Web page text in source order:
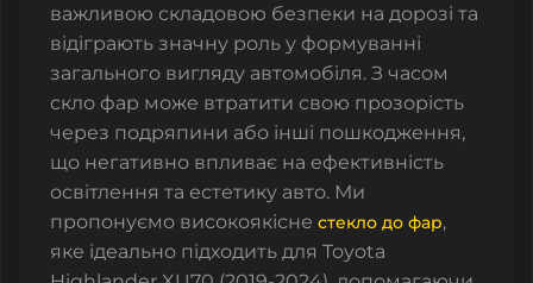
важливою складовою безпеки на дорозі та
відіграють значну роль у формуванні
загального вигляду автомобіля. З часом
скло фар може втратити свою прозорість
через подряпини або інші пошкодження,
що негативно впливає на ефективність
освітлення та естетику авто. Ми
пропонуємо високоякісне стекло до фар,
яке ідеально підходить для Toyota